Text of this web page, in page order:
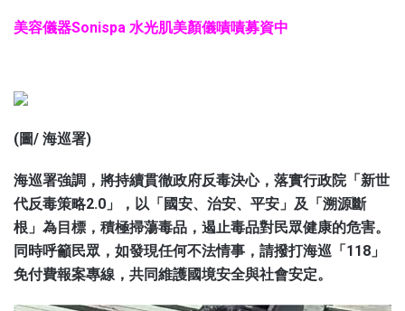
美容儀器Sonispa 水光肌美顏儀嘖嘖募資中
(圖/ 海巡署)
海巡署強調，將持續貫徹政府反毒決心，落實行政院「新世
代反毒策略2.0」，以「國安、治安、平安」及「溯源斷
根」為目標，積極掃蕩毒品，遏止毒品對民眾健康的危害。
同時呼籲民眾，如發現任何不法情事，請撥打海巡「118」
免付費報案專線，共同維護國境安全與社會安定。